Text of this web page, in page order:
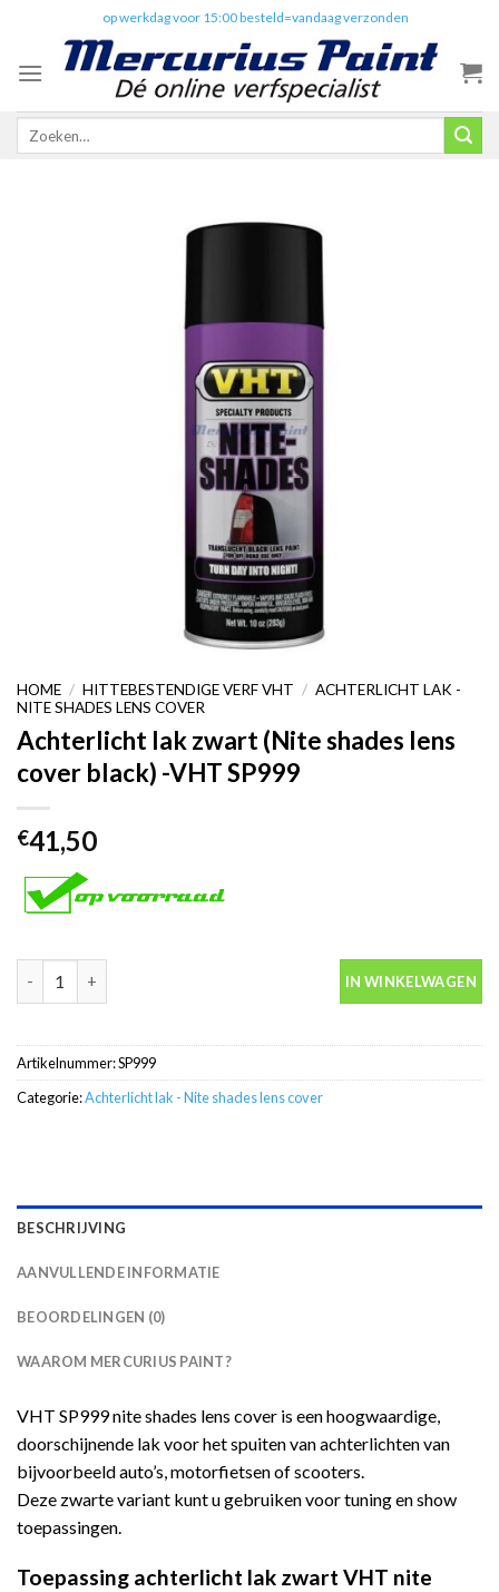
content
op werkdag voor 15:00 besteld=vandaag verzonden
Zoeken
HOME / HITTEBESTENDIGE VERF VHT / ACHTERLICHT LAK -
NITE SHADES LENS COVER
Achterlicht lak zwart (Nite shades lens
cover black) -VHT SP999
€41,50
IN WINKELWAGEN
Artikelnummer:SP999
Categorie:Achterlicht lak - Nite shades lens cover
BESCHRIJVING
AANVULLENDE INFORMATIE
BEOORDELINGEN (0)
WAAROM MERCURIUS PAINT?
VHT SP999 nite shades lens cover is een hoogwaardige,
doorschijnende lak voor het spuiten van achterlichten van
bijvoorbeeld auto’s, motorfietsen of scooters.
Deze zwarte variant kunt u gebruiken voor tuning en show
toepassingen.
Toepassing achterlicht lak zwart VHT nite